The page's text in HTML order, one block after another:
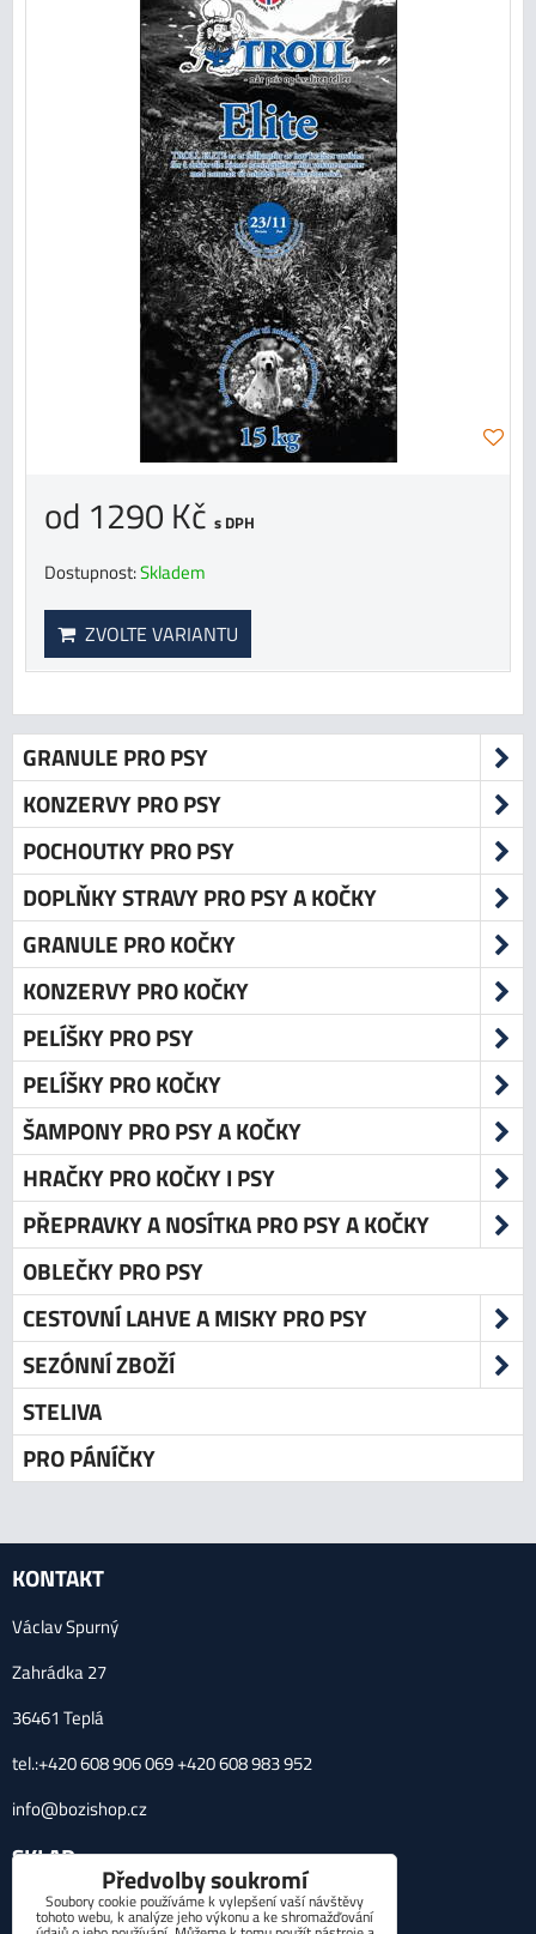
od 1290 Kč s DPH
Dostupnost:Skladem
ZVOLTE VARIANTU
GRANULE PRO PSY
KONZERVY PRO PSY
POCHOUTKY PRO PSY
DOPLŇKY STRAVY PRO PSY A KOČKY
GRANULE PRO KOČKY
KONZERVY PRO KOČKY
PELÍŠKY PRO PSY
PELÍŠKY PRO KOČKY
ŠAMPONY PRO PSY A KOČKY
HRAČKY PRO KOČKY I PSY
PŘEPRAVKY A NOSÍTKA PRO PSY A KOČKY
OBLEČKY PRO PSY
CESTOVNÍ LAHVE A MISKY PRO PSY
SEZÓNNÍ ZBOŽÍ
STELIVA
PRO PÁNÍČKY
KONTAKT
Václav Spurný
Zahrádka 27
36461 Teplá
tel.:+420 608 906 069 +420 608 983 952
info@bozishop.cz
SKLAD
Zahrádka 27, 36461 Teplá
Předvolby soukromí
Soubory cookie používáme k vylepšení vaší návštěvy
tohoto webu, k analýze jeho výkonu a ke shromažďování